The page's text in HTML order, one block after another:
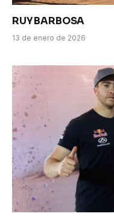
RUY BARBOSA
13 de enero de 2026